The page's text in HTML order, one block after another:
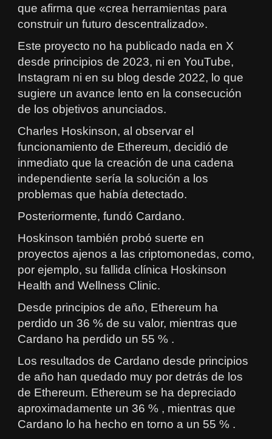
que afirma que «crea herramientas para
construir un futuro descentralizado».
Este proyecto no ha publicado nada en X
desde principios de 2023, ni en YouTube,
Instagram ni en su blog desde 2022, lo que
sugiere un avance lento en la consecución
de los objetivos anunciados.
Charles Hoskinson, al observar el
funcionamiento de Ethereum, decidió de
inmediato que la creación de una cadena
independiente sería la solución a los
problemas que había detectado.
Posteriormente, fundó Cardano.
Hoskinson también probó suerte en
proyectos ajenos a las criptomonedas, como,
por ejemplo, su fallida clínica Hoskinson
Health and Wellness Clinic.
Desde principios de año, Ethereum ha
perdido un 36 % de su valor, mientras que
Cardano ha perdido un 55 % .
Los resultados de Cardano desde principios
de año han quedado muy por detrás de los
de Ethereum. Ethereum se ha depreciado
aproximadamente un 36 % , mientras que
Cardano lo ha hecho en torno a un 55 % .